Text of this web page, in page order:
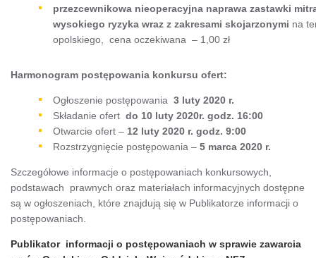
przezcewnikowa nieoperacyjna naprawa zastawki
wysokiego ryzyka wraz z zakresami skojarzonymi na
opolskiego, cena oczekiwana – 1,00 zł
Harmonogram postępowania konkursu ofert:
Ogłoszenie postępowania 3 luty 2020 r.
Składanie ofert do 10 luty 2020r. godz. 16:00
Otwarcie ofert – 12 luty 2020 r. godz. 9:00
Rozstrzygnięcie postępowania – 5 marca 2020 r.
Szczegółowe informacje o postępowaniach konkursowych,
podstawach prawnych oraz materiałach informacyjnych dostępne
są w ogłoszeniach, które znajdują się w Publikatorze informacji o
postępowaniach.
Publikator informacji o postępowaniach w sprawie zawarcia